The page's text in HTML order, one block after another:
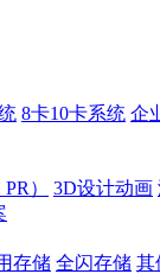
8卡10卡系统 企
） 3D设计动画
存储 全闪存储 其